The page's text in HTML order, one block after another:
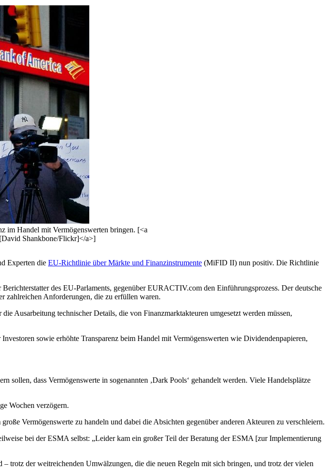
im Handel mit Vermögenswerten bringen. [<a
Shankbone/Flickr]</a>]
Experten die EU-Richtlinie über Märkte und Finanzinstrumente (MiFID II) nun positiv. Die Richtlinie
des EU-Parlaments, gegenüber EURACTIV.com den Einführungsprozess. Der deutsche
zahlreichen Anforderungen, die zu erfüllen waren.
Ausarbeitung technischer Details, die von Finanzmarktakteuren umgesetzt werden müssen,
sowie erhöhte Transparenz beim Handel mit Vermögenswerten wie Dividendenpapieren,
sollen, dass Vermögenswerte in sogenannten ‚Dark Pools‘ gehandelt werden. Viele Handelsplätze
Wochen verzögern.
Vermögenswerte zu handeln und dabei die Absichten gegenüber anderen Akteuren zu verschleiern.
bei der ESMA selbst: „Leider kam ein großer Teil der Beratung der ESMA [zur Implementierung
trotz der weitreichenden Umwälzungen, die die neuen Regeln mit sich bringen, und trotz der vielen